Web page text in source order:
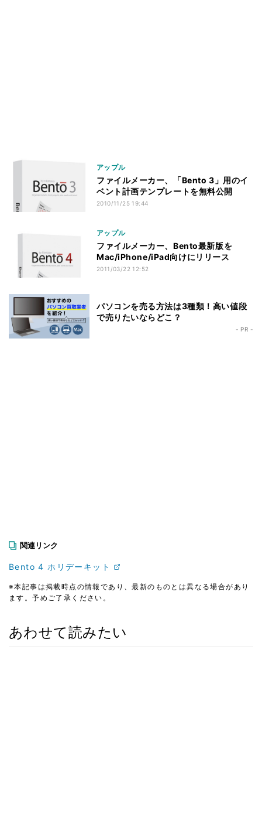
アップル
ファイルメーカー、「Bento 3」用のイ
ベント計画テンプレートを無料公開
2010/11/25 19:44
アップル
ファイルメーカー、Bento最新版を
Mac/iPhone/iPad向けにリリース
2011/03/22 12:52
パソコンを売る方法は3種類！高い値段
で売りたいならどこ？
- PR -
関連リンク
Bento 4 ホリデーキット
※本記事は掲載時点の情報であり、最新のものとは異なる場合があり
ます。予めご了承ください。
あわせて読みたい